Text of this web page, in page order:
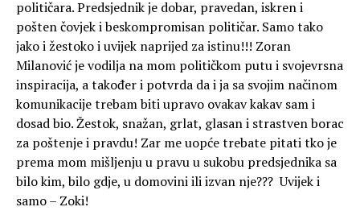
političara. Predsjednik je dobar, pravedan, iskren i
pošten čovjek i beskompromisan političar. Samo tako
jako i žestoko i uvijek naprijed za istinu!!! Zoran
Milanović je vodilja na mom političkom putu i svojevrsna
inspiracija, a također i potvrda da i ja sa svojim načinom
komunikacije trebam biti upravo ovakav kakav sam i
dosad bio. Žestok, snažan, grlat, glasan i strastven borac
za poštenje i pravdu! Zar me uopće trebate pitati tko je
prema mom mišljenju u pravu u sukobu predsjednika sa
bilo kim, bilo gdje, u domovini ili izvan nje??? Uvijek i
samo – Zoki!